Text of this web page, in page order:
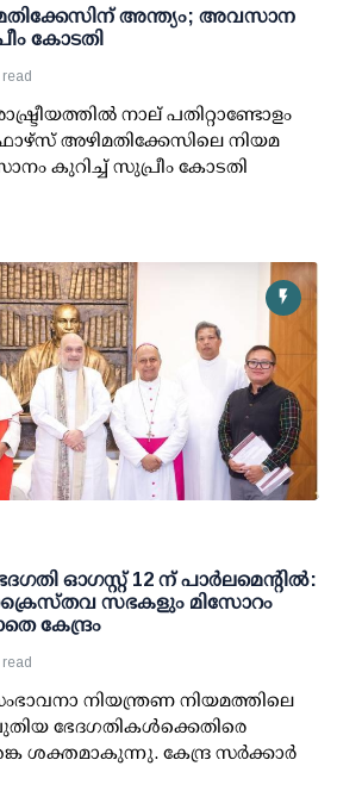
അന്ത്യം; അവസാന
കോടതി
നാല് പതിറ്റാണ്ടോളം
അഴിമതിക്കേസിലെ നിയമ
കുറിച്ച് സുപ്രീം കോടതി
ഓഗസ്റ്റ് 12 ന് പാര്‍ലമെന്റില്‍:
സഭകളും മിസോറം
കേന്ദ്രം
നിയന്ത്രണ നിയമത്തിലെ
ഭേദഗതികള്‍ക്കെതിരെ
ശക്തമാകുന്നു. കേന്ദ്ര സര്‍ക്കാര്‍